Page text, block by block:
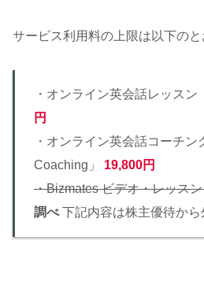
サービス利用料の上限は以下のと
・オンライン英会話レッスン
円
・オンライン英会話コーチン
Coaching」 19,800円
・Bizmates ビデオ・レッスン
調べ下記内容は株主優待から